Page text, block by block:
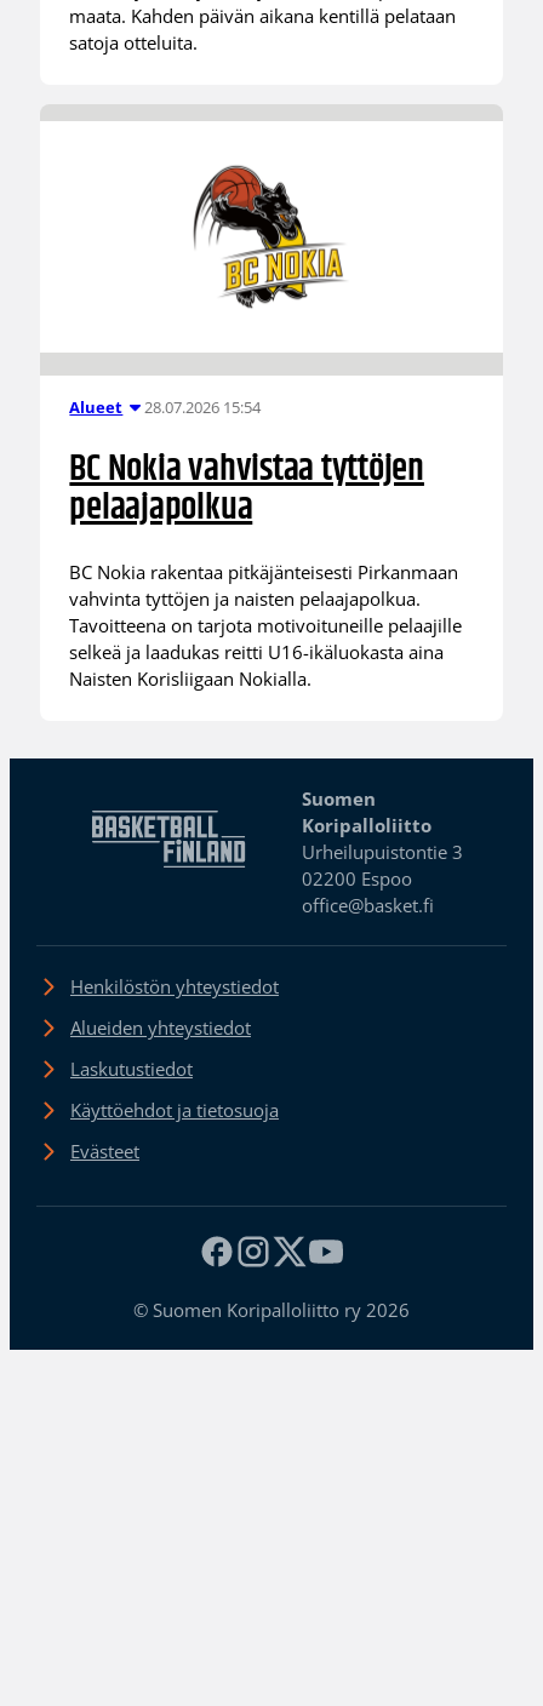
maata. Kahden päivän aikana kentillä pelataan
satoja otteluita.
Alueet 28.07.2026 15:54
BC Nokia vahvistaa tyttöjen
pelaajapolkua
BC Nokia rakentaa pitkäjänteisesti Pirkanmaan
vahvinta tyttöjen ja naisten pelaajapolkua.
Tavoitteena on tarjota motivoituneille pelaajille
selkeä ja laadukas reitti U16-ikäluokasta aina
Naisten Korisliigaan Nokialla.
Suomen
Koripalloliitto
Urheilupuistontie 3
02200 Espoo
office@basket.fi
Henkilöstön yhteystiedot
Alueiden yhteystiedot
Laskutustiedot
Käyttöehdot ja tietosuoja
Evästeet
© Suomen Koripalloliitto ry 2026